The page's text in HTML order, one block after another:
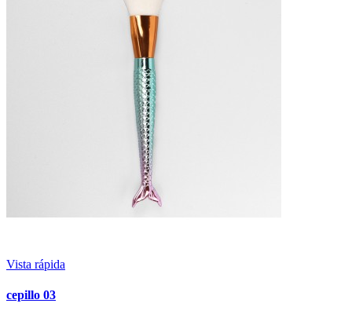
Vista rápida
cepillo 03